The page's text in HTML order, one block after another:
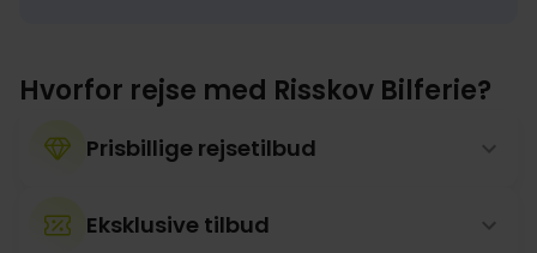
Hvorfor rejse med Risskov Bilferie?
Prisbillige rejsetilbud
Eksklusive tilbud